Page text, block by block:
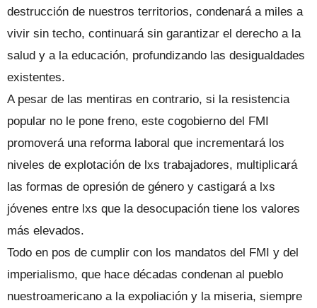
destrucción de nuestros territorios, condenará a miles a
vivir sin techo, continuará sin garantizar el derecho a la
salud y a la educación, profundizando las desigualdades
existentes.
A pesar de las mentiras en contrario, si la resistencia
popular no le pone freno, este cogobierno del FMI
promoverá una reforma laboral que incrementará los
niveles de explotación de lxs trabajadores, multiplicará
las formas de opresión de género y castigará a lxs
jóvenes entre lxs que la desocupación tiene los valores
más elevados.
Todo en pos de cumplir con los mandatos del FMI y del
imperialismo, que hace décadas condenan al pueblo
nuestroamericano a la expoliación y la miseria, siempre